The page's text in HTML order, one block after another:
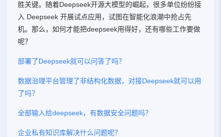
胜关键。随着Deepseek开源大模型的崛起，很多单位纷纷接
入 Deepseek 开展试点应用，试图在智能化浪潮中抢占先
机。那么，如何才能把deepseek用得好，还有哪些工作要做
呢？
部署了Deepseek就可以问答了吗？
数据治理平台管理了非结构化数据，对接Deepseek就可以用
了吗？
全部输入给deepseek，有数据安全问题吗？
企业私有知识库解决什么问题呢？